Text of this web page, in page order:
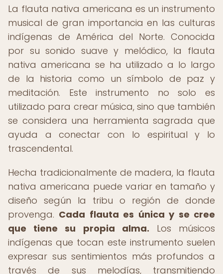
La flauta nativa americana es un instrumento
musical de gran importancia en las culturas
indígenas de América del Norte. Conocida
por su sonido suave y melódico, la flauta
nativa americana se ha utilizado a lo largo
de la historia como un símbolo de paz y
meditación. Este instrumento no solo es
utilizado para crear música, sino que también
se considera una herramienta sagrada que
ayuda a conectar con lo espiritual y lo
trascendental.
Hecha tradicionalmente de madera, la flauta
nativa americana puede variar en tamaño y
diseño según la tribu o región de donde
provenga. Cada flauta es única y se cree
que tiene su propia alma. Los músicos
indígenas que tocan este instrumento suelen
expresar sus sentimientos más profundos a
través de sus melodías, transmitiendo